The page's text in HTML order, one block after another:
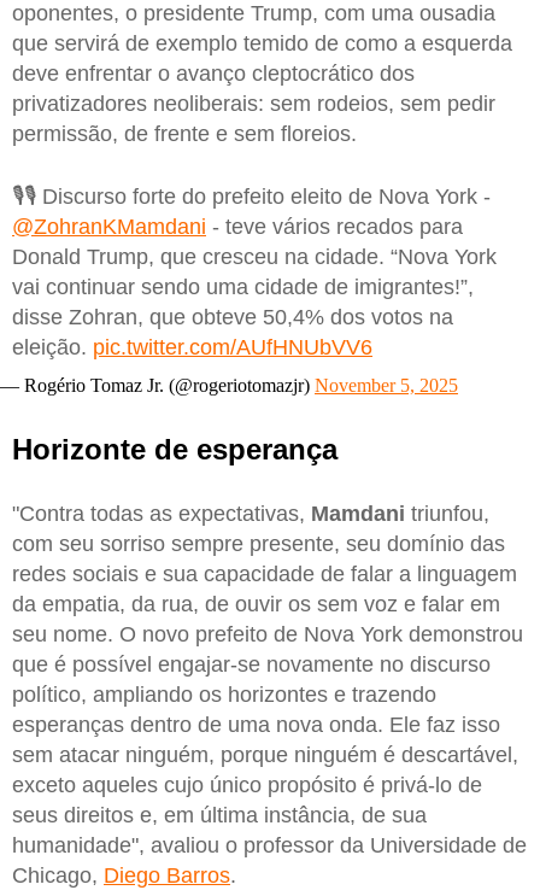
oponentes, o presidente Trump, com uma ousadia
que servirá de exemplo temido de como a esquerda
deve enfrentar o avanço cleptocrático dos
privatizadores neoliberais: sem rodeios, sem pedir
permissão, de frente e sem floreios.
🎙️🎙️ Discurso forte do prefeito eleito de Nova York -
@ZohranKMamdani - teve vários recados para
Donald Trump, que cresceu na cidade. “Nova York
vai continuar sendo uma cidade de imigrantes!”,
disse Zohran, que obteve 50,4% dos votos na
eleição. pic.twitter.com/AUfHNUbVV6
— Rogério Tomaz Jr. (@rogeriotomazjr) November 5, 2025
Horizonte de esperança
"Contra todas as expectativas, Mamdani triunfou,
com seu sorriso sempre presente, seu domínio das
redes sociais e sua capacidade de falar a linguagem
da empatia, da rua, de ouvir os sem voz e falar em
seu nome. O novo prefeito de Nova York demonstrou
que é possível engajar-se novamente no discurso
político, ampliando os horizontes e trazendo
esperanças dentro de uma nova onda. Ele faz isso
sem atacar ninguém, porque ninguém é descartável,
exceto aqueles cujo único propósito é privá-lo de
seus direitos e, em última instância, de sua
humanidade", avaliou o professor da Universidade de
Chicago, Diego Barros.